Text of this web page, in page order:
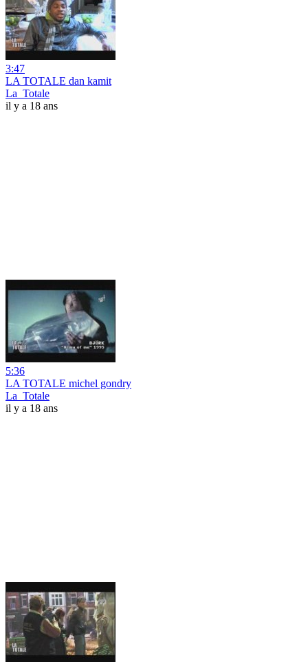
3:47
LA TOTALE dan kamit
La_Totale
il y a 18 ans
5:36
LA TOTALE michel gondry
La_Totale
il y a 18 ans